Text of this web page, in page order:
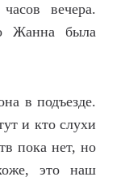
вечера.
Жанна была
в подъезде.
и кто слухи
пока нет, но
это наш